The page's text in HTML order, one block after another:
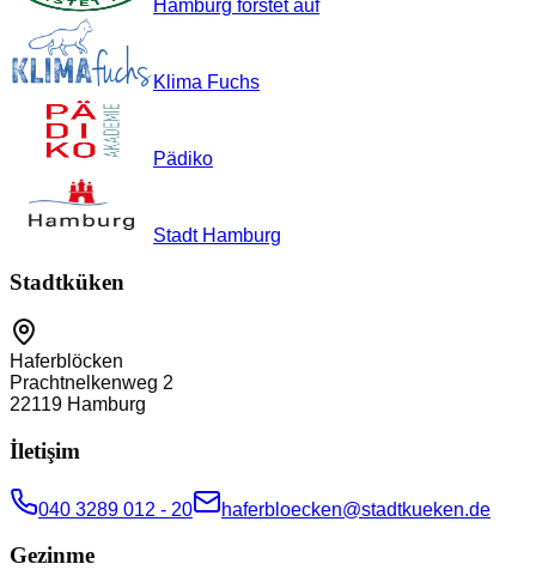
Hamburg forstet auf
Klima Fuchs
Pädiko
Stadt Hamburg
Stadtküken
Haferblöcken
Prachtnelkenweg 2
22119 Hamburg
İletişim
040 3289 012 - 20 haferbloecken@stadtkueken.de
Gezinme